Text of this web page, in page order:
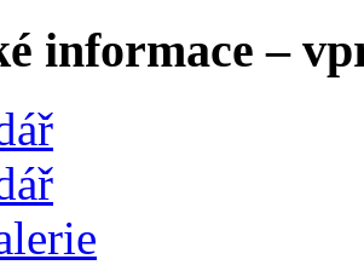
informace –